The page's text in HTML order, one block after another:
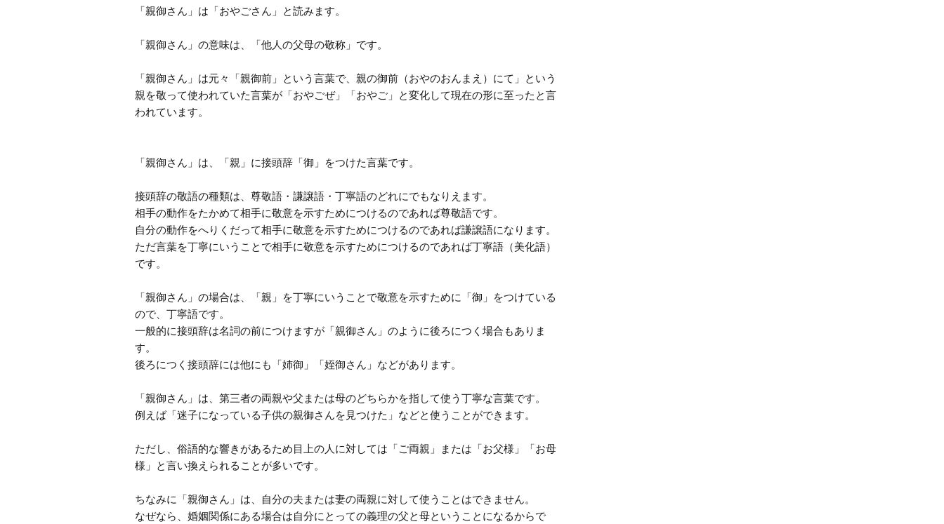
「親御さん」は「おやごさん」と読みます。
「親御さん」の意味は、「他人の父母の敬称」です。
「親御さん」は元々「親御前」という言葉で、親の御前（おやのおんまえ）にて」という
親を敬って使われていた言葉が「おやごぜ」「おやご」と変化して現在の形に至ったと言
われています。
「親御さん」は、「親」に接頭辞「御」をつけた言葉です。
接頭辞の敬語の種類は、尊敬語・謙譲語・丁寧語のどれにでもなりえます。
相手の動作をたかめて相手に敬意を示すためにつけるのであれば尊敬語です。
自分の動作をへりくだって相手に敬意を示すためにつけるのであれば謙譲語になります。
ただ言葉を丁寧にいうことで相手に敬意を示すためにつけるのであれば丁寧語（美化語）
です。
「親御さん」の場合は、「親」を丁寧にいうことで敬意を示すために「御」をつけている
ので、丁寧語です。
一般的に接頭辞は名詞の前につけますが「親御さん」のように後ろにつく場合もありま
す。
後ろにつく接頭辞には他にも「姉御」「姪御さん」などがあります。
「親御さん」は、第三者の両親や父または母のどちらかを指して使う丁寧な言葉です。
例えば「迷子になっている子供の親御さんを見つけた」などと使うことができます。
ただし、俗語的な響きがあるため目上の人に対しては「ご両親」または「お父様」「お母
様」と言い換えられることが多いです。
ちなみに「親御さん」は、自分の夫または妻の両親に対して使うことはできません。
なぜなら、婚姻関係にある場合は自分にとっての義理の父と母ということになるからで